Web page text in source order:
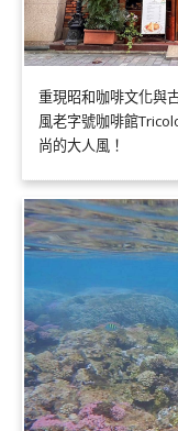
重現昭和咖啡文化與
風老字號咖啡館
尚的大人風！